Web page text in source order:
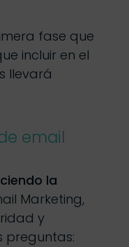
fase que
incluir en el
llevará
email
la
Marketing,
y
preguntas: